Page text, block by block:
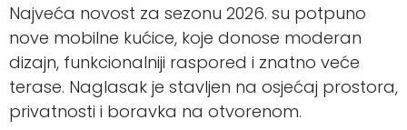
Najveća novost za sezonu 2026. su potpuno
nove mobilne kućice, koje donose moderan
dizajn, funkcionalniji raspored i znatno veće
terase. Naglasak je stavljen na osjećaj prostora,
privatnosti i boravka na otvorenom.